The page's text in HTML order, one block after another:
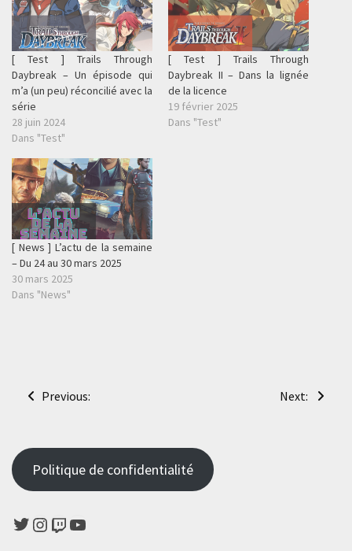
[ Test ] Trails Through
Daybreak – Un épisode qui
m’a (un peu) réconcilié avec la
série
28 juin 2024
Dans "Test"
[ Test ] Trails Through
Daybreak II – Dans la lignée
de la licence
19 février 2025
Dans "Test"
[ News ] L’actu de la semaine
– Du 24 au 30 mars 2025
30 mars 2025
Dans "News"
Navigation
l’article
Previous: Next:
Politique de confidentialité
Twitter
Instagram
TwitchYouTube